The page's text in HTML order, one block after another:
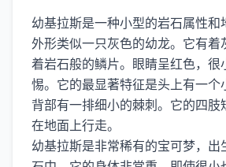
幼基拉斯是一种小型的岩石属性和
外形类似一只灰色的幼龙。它有着
着岩石般的鳞片。眼睛呈红色，很
惕。它的最显著特征是头上有一个
背部有一排细小的棘刺。它的四肢
在地面上行走。
幼基拉斯是非常稀有的宝可梦，出